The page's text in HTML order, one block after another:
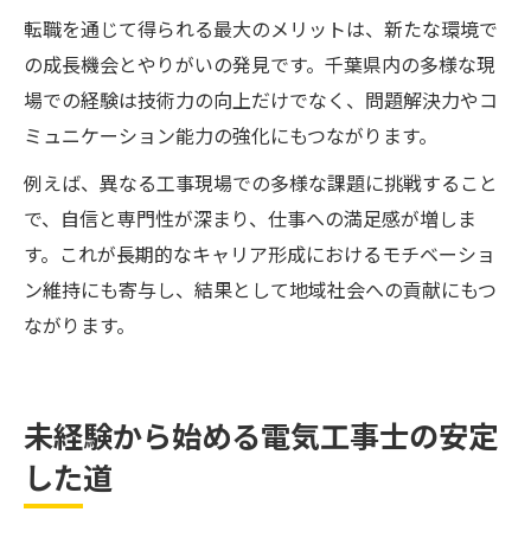
転職を通じて得られる最大のメリットは、新たな環境で
の成長機会とやりがいの発見です。千葉県内の多様な現
場での経験は技術力の向上だけでなく、問題解決力やコ
ミュニケーション能力の強化にもつながります。
例えば、異なる工事現場での多様な課題に挑戦すること
で、自信と専門性が深まり、仕事への満足感が増しま
す。これが長期的なキャリア形成におけるモチベーショ
ン維持にも寄与し、結果として地域社会への貢献にもつ
ながります。
未経験から始める電気工事士の安定
した道